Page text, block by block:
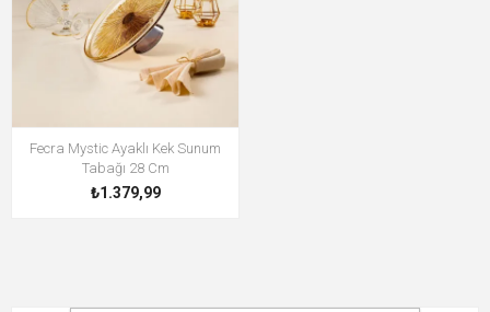
Fecra Mystic Ayaklı Kek Sunum
Tabağı 28 Cm
₺1.379,99